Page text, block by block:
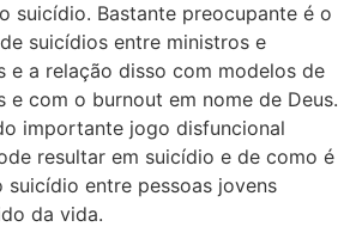
suicídio. Bastante preocupante é o
suicídios entre ministros e
e a relação disso com modelos de
e com o burnout em nome de Deus.
importante jogo disfuncional
resultar em suicídio e de como é
suicídio entre pessoas jovens
da vida.